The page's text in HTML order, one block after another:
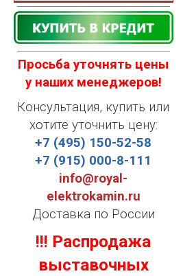
Просьба уточнять цены
у наших менеджеров!
Консультация, купить или
хотите уточнить цену:
+7 (495) 150-52-58
+7 (915) 000-8-111
info@royal-
elektrokamin.ru
Доставка по России
!!! Распродажа
выставочных